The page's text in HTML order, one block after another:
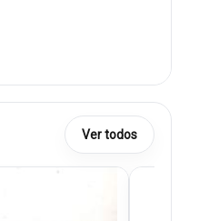
Ver todos